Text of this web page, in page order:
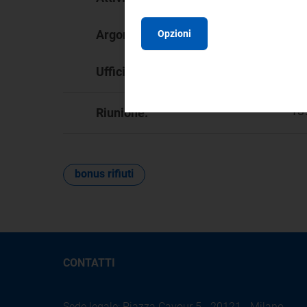
Argomento:
Ufficio responsabile:
Riunione:
bonus rifiuti
CONTATTI
Opzioni